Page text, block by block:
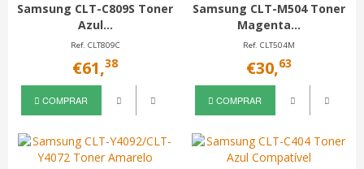
Samsung CLT-C809S Toner
Azul...
Ref. CLT809C
€61,38
COMPRAR
Samsung CLT-M504 Toner
Magenta...
Ref. CLT504M
€30,63
COMPRAR